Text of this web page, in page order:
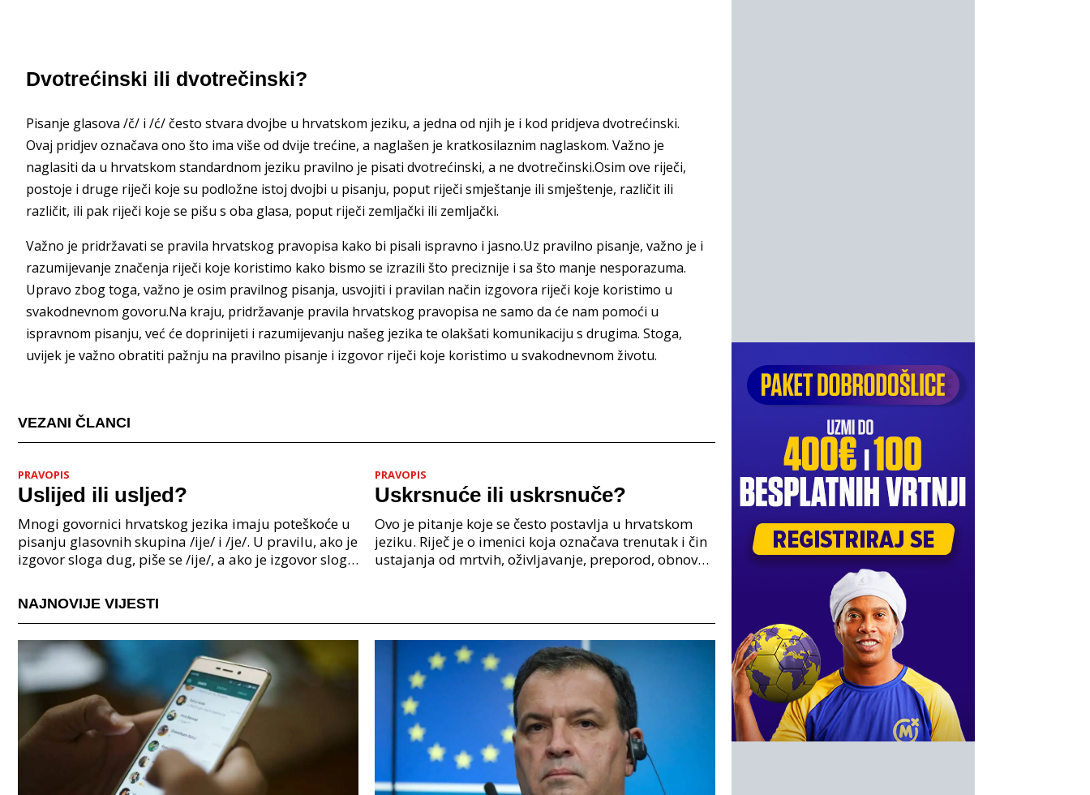
Dvotrećinski ili dvotrečinski?
Pisanje glasova /č/ i /ć/ često stvara dvojbe u hrvatskom jeziku, a jedna od njih je i kod pridjeva dvotrećinski.
Ovaj pridjev označava ono što ima više od dvije trećine, a naglašen je kratkosilaznim naglaskom. Važno je
naglasiti da u hrvatskom standardnom jeziku pravilno je pisati dvotrećinski, a ne dvotrečinski.Osim ove riječi,
postoje i druge riječi koje su podložne istoj dvojbi u pisanju, poput riječi smještanje ili smještenje, različit ili
različit, ili pak riječi koje se pišu s oba glasa, poput riječi zemljački ili zemljački.
Važno je pridržavati se pravila hrvatskog pravopisa kako bi pisali ispravno i jasno.Uz pravilno pisanje, važno je i
razumijevanje značenja riječi koje koristimo kako bismo se izrazili što preciznije i sa što manje nesporazuma.
Upravo zbog toga, važno je osim pravilnog pisanja, usvojiti i pravilan način izgovora riječi koje koristimo u
svakodnevnom govoru.Na kraju, pridržavanje pravila hrvatskog pravopisa ne samo da će nam pomoći u
ispravnom pisanju, već će doprinijeti i razumijevanju našeg jezika te olakšati komunikaciju s drugima. Stoga,
uvijek je važno obratiti pažnju na pravilno pisanje i izgovor riječi koje koristimo u svakodnevnom životu.
VEZANI ČLANCI
PRAVOPIS
Uslijed ili usljed?
Mnogi govornici hrvatskog jezika imaju poteškoće u
pisanju glasovnih skupina /ije/ i /je/. U pravilu, ako je
izgovor sloga dug, piše se /ije/, a ako je izgovor sloga
PRAVOPIS
Uskrsnuće ili uskrsnuče?
Ovo je pitanje koje se često postavlja u hrvatskom
jeziku. Riječ je o imenici koja označava trenutak i čin
ustajanja od mrtvih, oživljavanje, preporod, obnovu.
NAJNOVIJE VIJESTI